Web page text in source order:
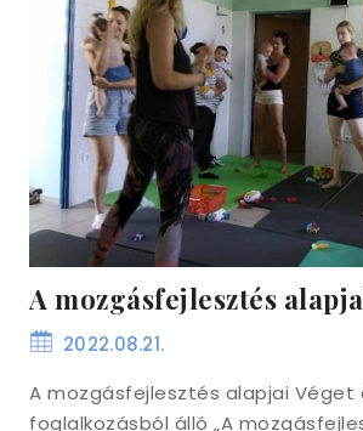
A mozgásfejlesztés
2022.08.21.
A mozgásfejlesztés alapjai Véget
foglalkozásból álló „A